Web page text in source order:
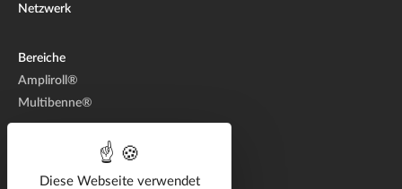
Diese Webseite verwendet
Netzwerk
Bereiche
Ampliroll®
Multibenne®
Entwicklung von Hebesystemen